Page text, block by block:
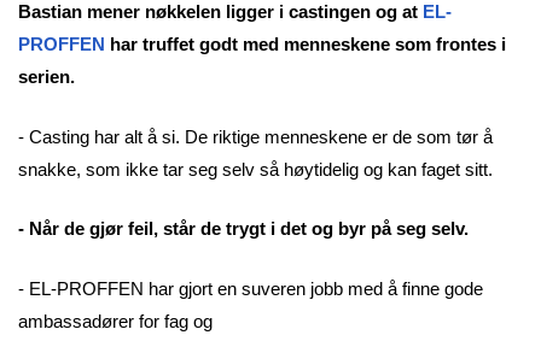
Bastian mener nøkkelen ligger i castingen og at EL-
PROFFEN har truffet godt med menneskene som frontes i
serien.
- Casting har alt å si. De riktige menneskene er de som tør å
snakke, som ikke tar seg selv så høytidelig og kan faget sitt.
- Når de gjør feil, står de trygt i det og byr på seg selv.
- EL-PROFFEN har gjort en suveren jobb med å finne gode
ambassadører for fag og